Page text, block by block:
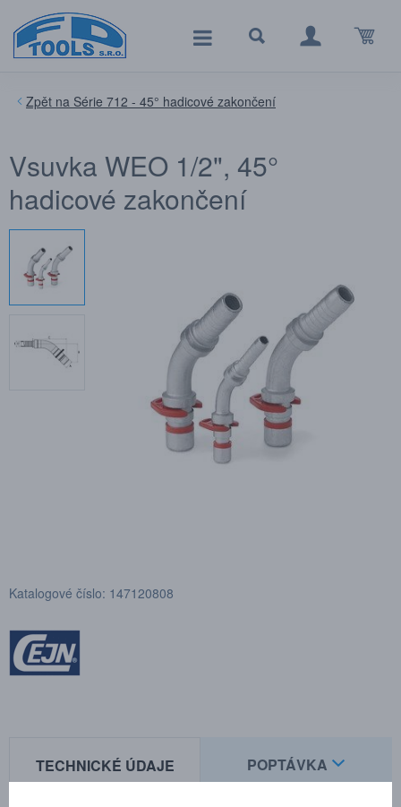
Série 712 - 45° hadicové zakončení
Vsuvka WEO 1/2", 45°
hadicové zakončení
Katalogové číslo: 147120808
TECHNICKÉ ÚDAJE POPTÁVKA